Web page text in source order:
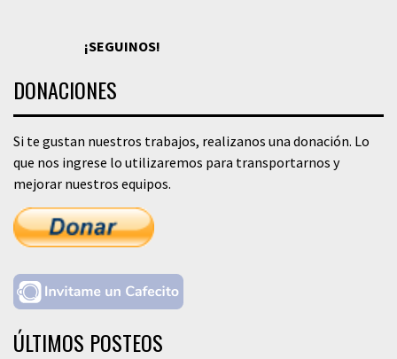
¡SEGUINOS!
DONACIONES
Si te gustan nuestros trabajos, realizanos una donación. Lo
que nos ingrese lo utilizaremos para transportarnos y
mejorar nuestros equipos.
ÚLTIMOS POSTEOS